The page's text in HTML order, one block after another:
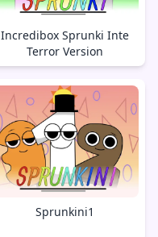
Incredibox Sprunki Inte
Terror Version
Sprunkini1